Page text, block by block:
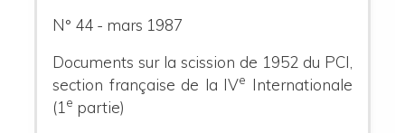
N° 44 - mars 1987
Documents sur la scission de 1952 du PCI,
section française de la IVe Internationale
(1 e partie)